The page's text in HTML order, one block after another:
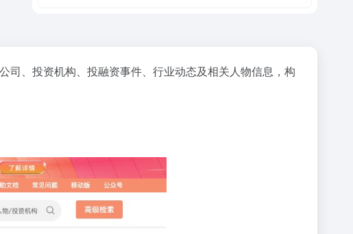
司、投资机构、投融资事件、行业动态及相关人物信息，构